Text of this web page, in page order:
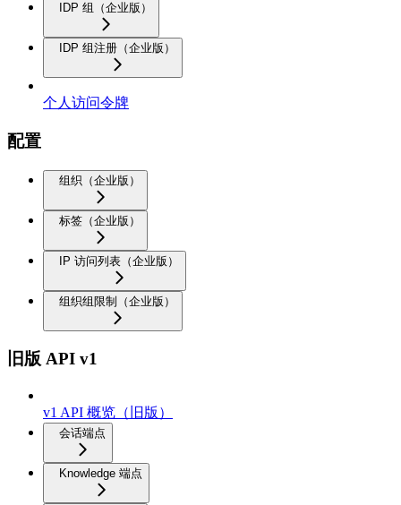
IDP 组（企业版）
IDP 组注册（企业版）
个人访问令牌
配置
组织（企业版）
标签（企业版）
IP 访问列表（企业版）
组织组限制（企业版）
旧版 API v1
v1 API 概览（旧版）
会话端点
Knowledge 端点